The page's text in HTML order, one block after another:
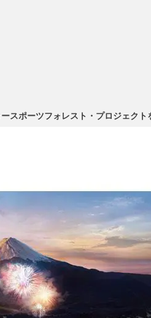
ースポーツフォレスト・プロジェク